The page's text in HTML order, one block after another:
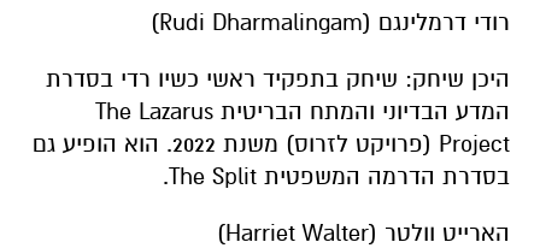
רודי דרמלינגם (Rudi Dharmalingam)
היכן שיחק: שיחק בתפקיד ראשי כשיו רדי בסדרת
המדע הבדיוני והמתח הבריטית The Lazarus
Project (פרויקט לזרוס) משנת 2022. הוא הופיע גם
בסדרת הדרמה המשפטית The Split.
הארייט וולטר (Harriet Walter)